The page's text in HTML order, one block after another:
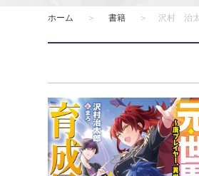
ホーム 書籍 沢村 治